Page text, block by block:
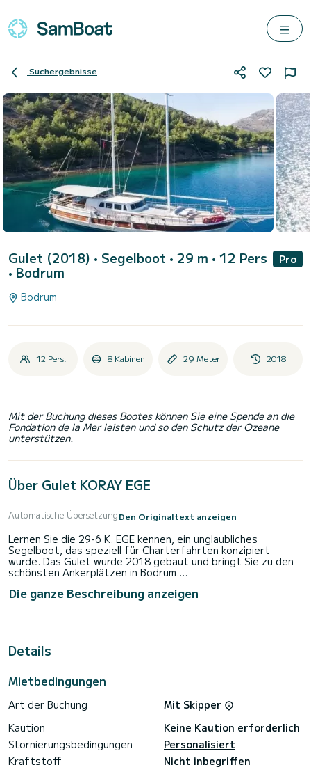
Suchergebnisse
Gulet (2018) • Segelboot • 29 m • 12 Pers
• Bodrum
Pro
Bodrum
12 Pers. 8 Kabinen 29 Meter 2018
Mit der Buchung dieses Bootes können Sie eine Spende an die
Fondation de la Mer leisten und so den Schutz der Ozeane
unterstützen.
Über Gulet KORAY EGE
Automatische ÜbersetzungDen Originaltext anzeigen
Lernen Sie die 29-6 K. EGE kennen, ein unglaubliches
Segelboot, das speziell für Charterfahrten konzipiert
wurde. Das Gulet wurde 2018 gebaut und bringt Sie zu den
schönsten Ankerplätzen in Bodrum.
Das Boot verfügt über 8 voll ausgestattete Kabinen und
bietet Platz für 14 Personen. Mit einer Gesamtlänge von 29
außergewöhnlichen Urlaub auf dem Wasser in der Umgebung
Es verfügt über die folgende Ausstattung: Autopilot,
SamBoat bearbeitet. Über die Plattform erhalten Sie die
Die ganze Beschreibung anzeigen
Details
Mietbedingungen
Art der Buchung
Mit Skipper
Kaution
Keine Kaution erforderlich
Stornierungsbedingungen
Personalisiert
Kraftstoff
Nicht inbegriffen